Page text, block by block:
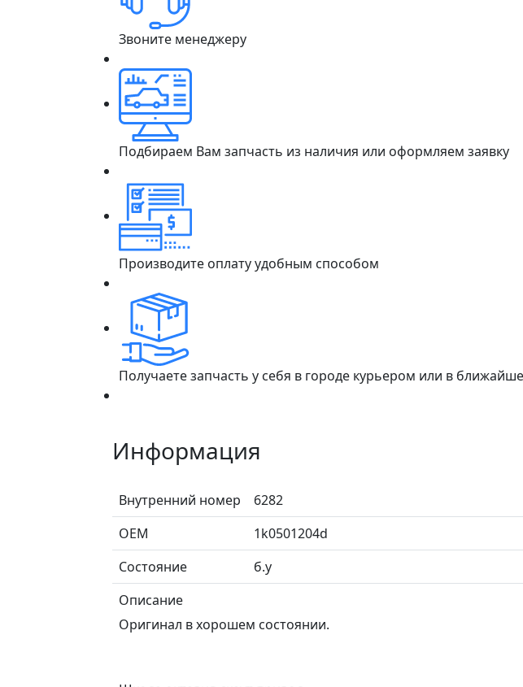
Звоните менеджеру
Подбираем Вам запчасть из наличия или оформляем заявку
Производите оплату удобным способом
Получаете запчасть у себя в городе курьером или в
Информация
Внутренний номер
6282
ОЕМ
1k0501204d
Состояние
б.у
Описание
Оригинал в хорошем состоянии.